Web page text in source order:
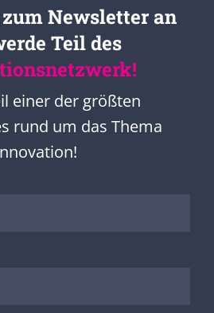
Newsletter an
Teil des
einer der größten
rund um das Thema